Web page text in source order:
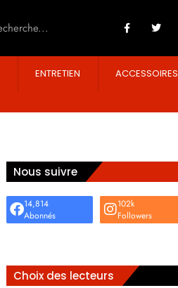
ENTRETIEN ACCESSOIRES
Nous suivre
14,814
Abonnés
102k
Followers
Choix des lecteurs